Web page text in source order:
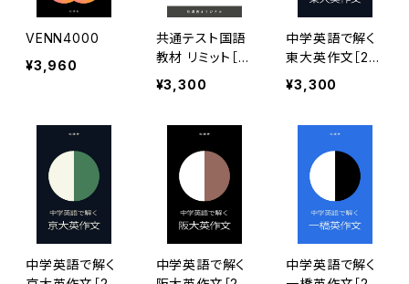
VENN4000
¥3,960
共通テスト国語
教材 リミット［2
022年度版］
¥3,300
中学英語で解く
東大英作文［20
22年度版］
¥3,300
中学英語で解く
中学英語で解く
中学英語で解く